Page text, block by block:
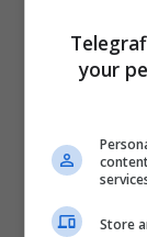
your
Store